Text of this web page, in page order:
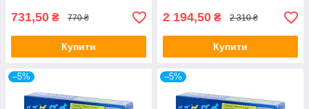
731,50 ₴ 770 ₴
Купити
2 194,50 ₴ 2 310 ₴
Купити
–5% –5%